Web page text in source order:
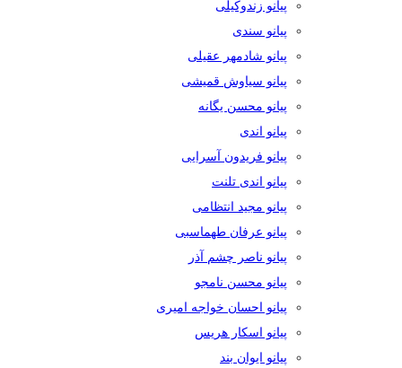
پیانو زندوکیلی
پیانو سندی
پیانو شادمهر عقیلی
پیانو سیاوش قمیشی
پیانو محسن یگانه
پیانو اندی
پیانو فریدون آسرایی
پیانو اندی تلنت
پیانو مجید انتظامی
پیانو عرفان طهماسبی
پیانو ناصر چشم آذر
پیانو محسن نامجو
پیانو احسان خواجه امیری
پیانو اسکار هریس
پیانو ایوان بند